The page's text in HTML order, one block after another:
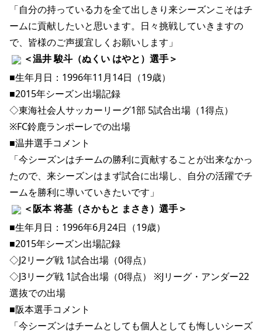
「自分の持っている力を全て出しきり来シーズンこそはチ
ームに貢献したいと思います。日々挑戦していきますの
で、皆様のご声援宜しくお願いします」
＜温井 駿斗（ぬくい はやと）選手＞
■生年月日：1996年11月14日（19歳）
■2015年シーズン出場記録
◇東海社会人サッカーリーグ1部 5試合出場（1得点）
※FC鈴鹿ランポーレでの出場
■温井選手コメント
「今シーズンはチームの勝利に貢献することが出来なかっ
たので、来シーズンはまず試合に出場し、自分の活躍でチ
ームを勝利に導いていきたいです」
＜阪本 将基（さかもと まさき）選手＞
■生年月日：1996年6月24日（19歳）
■2015年シーズン出場記録
◇J2リーグ戦 1試合出場（0得点）
◇J3リーグ戦 1試合出場（0得点） ※Jリーグ・アンダー22
選抜での出場
■阪本選手コメント
「今シーズンはチームとしても個人としても悔しいシーズ